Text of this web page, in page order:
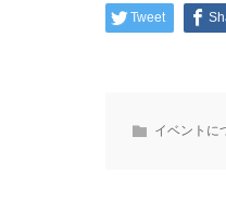
Tweet
イベントに